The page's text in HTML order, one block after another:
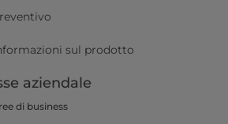
sul prodotto
aziendale
di business